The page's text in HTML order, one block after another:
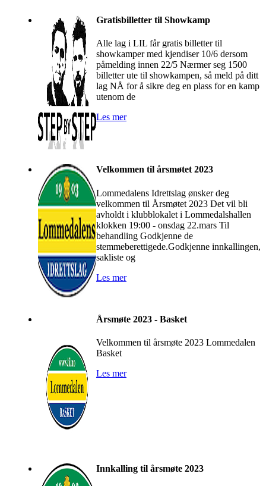
Gratisbilletter til Showkamp
Alle lag i LIL får gratis billetter til
showkamper med kjendiser 10/6 dersom
påmelding innen 22/5 Nærmer seg 1500
billetter ute til showkampen, så meld på ditt
lag NÅ for å sikre deg en plass for en kamp
utenom de
Les mer
Velkommen til årsmøtet 2023
Lommedalens Idrettslag ønsker deg
velkommen til Årsmøtet 2023 Det vil bli
avholdt i klubblokalet i Lommedalshallen
klokken 19:00 - onsdag 22.mars Til
behandling Godkjenne de
stemmeberettigede.Godkjenne innkallingen,
sakliste og
Les mer
Årsmøte 2023 - Basket
Velkommen til årsmøte 2023 Lommedalen
Basket
Les mer
Innkalling til årsmøte 2023